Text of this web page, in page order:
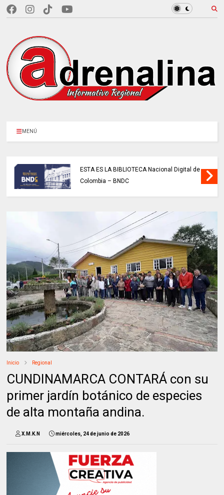
MENÚ
ESTA ES LA BIBLIOTECA Nacional Digital de
Colombia – BNDC
Inicio Regional
CUNDINAMARCA CONTARÁ con su
primer jardín botánico de especies
de alta montaña andina.
X.M.K.N miércoles, 24 de junio de 2026